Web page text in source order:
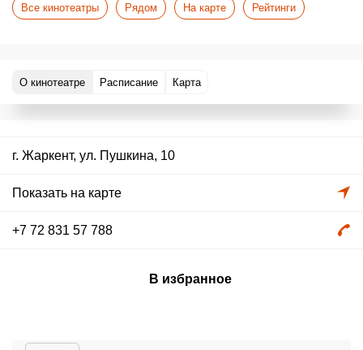
Все кинотеатры Рядом На карте Рейтинги
О кинотеатре Расписание Карта
г. Жаркент, ул. Пушкина, 10
Показать на карте
+7 72 831 57 788
В избранное